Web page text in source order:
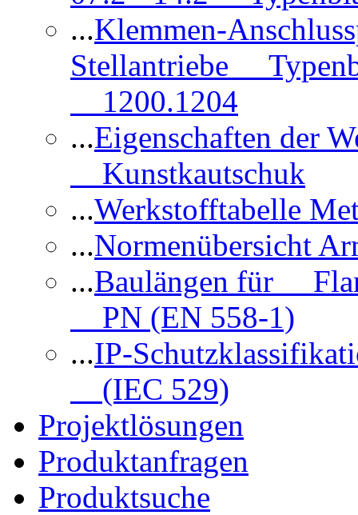
...Klemmen-
Stellantriebe
1200.1204
...Eigenschaften der
Kunstkautschuk
...Werkstofftabelle
...Normenübersicht
...Baulängen für
PN (EN 558-1)
...IP-
(IEC 529)
Projektlösungen
Produktanfragen
Produktsuche